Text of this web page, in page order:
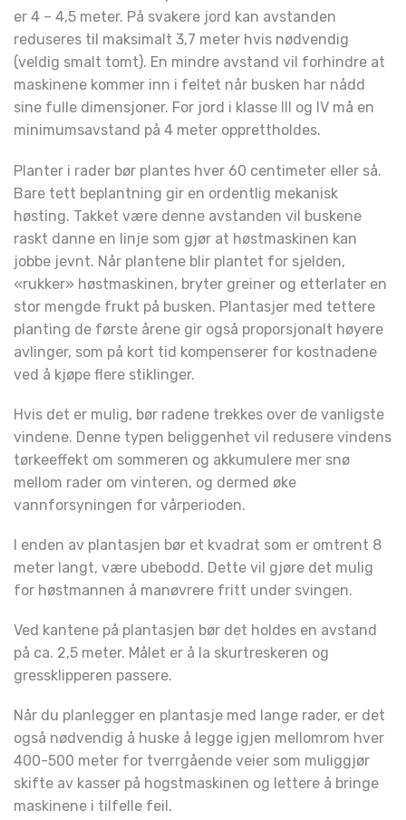
er 4 – 4,5 meter. På svakere jord kan avstanden
reduseres til maksimalt 3,7 meter hvis nødvendig
(veldig smalt tomt). En mindre avstand vil forhindre at
maskinene kommer inn i feltet når busken har nådd
sine fulle dimensjoner. For jord i klasse III og IV må en
minimumsavstand på 4 meter opprettholdes.
Planter i rader bør plantes hver 60 centimeter eller så.
Bare tett beplantning gir en ordentlig mekanisk
høsting. Takket være denne avstanden vil buskene
raskt danne en linje som gjør at høstmaskinen kan
jobbe jevnt. Når plantene blir plantet for sjelden,
«rukker» høstmaskinen, bryter greiner og etterlater en
stor mengde frukt på busken. Plantasjer med tettere
planting de første årene gir også proporsjonalt høyere
avlinger, som på kort tid kompenserer for kostnadene
ved å kjøpe flere stiklinger.
Hvis det er mulig, bør radene trekkes over de vanligste
vindene. Denne typen beliggenhet vil redusere vindens
tørkeeffekt om sommeren og akkumulere mer snø
mellom rader om vinteren, og dermed øke
vannforsyningen for vårperioden.
I enden av plantasjen bør et kvadrat som er omtrent 8
meter langt, være ubebodd. Dette vil gjøre det mulig
for høstmannen å manøvrere fritt under svingen.
Ved kantene på plantasjen bør det holdes en avstand
på ca. 2,5 meter. Målet er å la skurtreskeren og
gressklipperen passere.
Når du planlegger en plantasje med lange rader, er det
også nødvendig å huske å legge igjen mellomrom hver
400-500 meter for tverrgående veier som muliggjør
skifte av kasser på hogstmaskinen og lettere å bringe
maskinene i tilfelle feil.